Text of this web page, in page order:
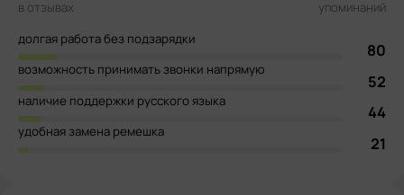
в отзывах
упоминаний
долгая работа без подзарядки
80
возможность принимать звонки напрямую
52
наличие поддержки русского языка
44
удобная замена ремешка
21